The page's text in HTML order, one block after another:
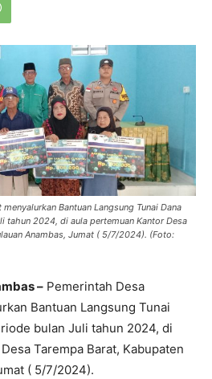
Bantuan Langsung Tunai Dana
tahun 2024, di aula pertemuan Kantor Desa
Anambas, Jumat ( 5/7/2024). (Foto:
– Pemerintah Desa
Bantuan Langsung Tunai
bulan Juli tahun 2024, di
Tarempa Barat, Kabupaten
( 5/7/2024).